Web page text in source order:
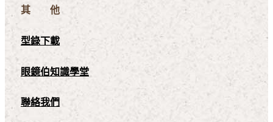
其 他
型錄下載
眼鏡伯知識學堂
聯絡我們